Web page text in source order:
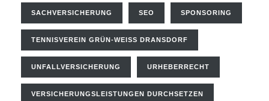
SACHVERSICHERUNG SEO SPONSORING
TENNISVEREIN GRÜN-WEISS DRANSDORF
UNFALLVERSICHERUNG URHEBERRECHT
VERSICHERUNGSLEISTUNGEN DURCHSETZEN